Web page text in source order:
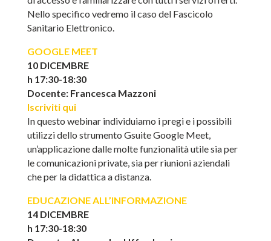
Nello specifico vedremo il caso del Fascicolo
Sanitario Elettronico.
GOOGLE MEET
10 DICEMBRE
h 17:30-18:30
Docente: Francesca Mazzoni
Iscriviti qui
In questo webinar individuiamo i pregi e i possibili
utilizzi dello strumento Gsuite Google Meet,
un’applicazione dalle molte funzionalità utile sia per
le comunicazioni private, sia per riunioni aziendali
che per la didattica a distanza.
EDUCAZIONE ALL’INFORMAZIONE
14 DICEMBRE
h 17:30-18:30